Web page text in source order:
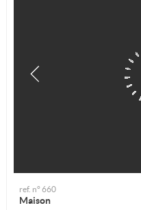
ref. n° 660
Maison